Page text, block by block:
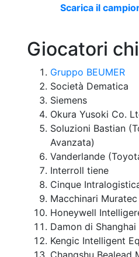
Scarica il
Giocatori
Gruppo BEUMER
Società Dematica
Siemens
Okura Yusoki Co.
Soluzioni Bastian
Avanzata)
Vanderlande
Interroll tiene
Cinque
Macchinari Muratec
Honeywell
Damon di Shanghai
Kengic Intelligent
Changshu Bealead